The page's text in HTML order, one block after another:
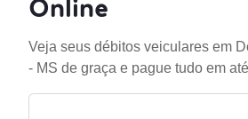
Veja seus débitos veiculares em
- MS de graça e pague tudo em